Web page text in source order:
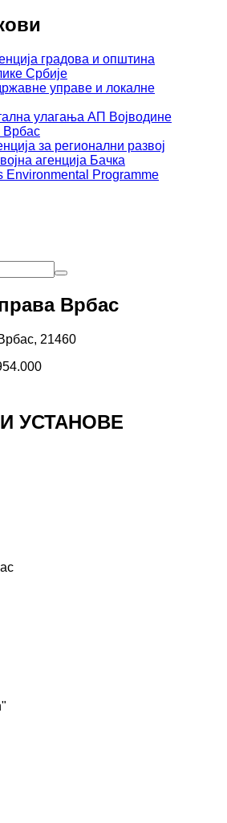
градова и општина
Србије
управе и локалне
улагања АП Војводине
Врбас
за регионални развој
агенција Бачка
Environmental Programme
Врбас
21460
УСТАНОВЕ